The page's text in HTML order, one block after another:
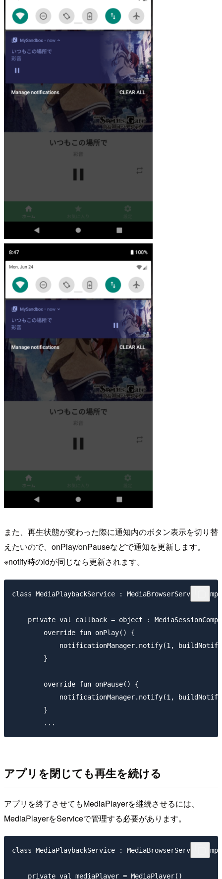
また、再生状態が変わった際に通知内のボタン表示を切り替
えたいので、onPlay/onPauseなどで通知を更新します。
※notify時のidが同じなら更新されます。
class MediaPlaybackService :
private val callback = object :
        override fun onPlay() {
notificationManager.notify(1,
        }
        override fun onPause() {
notificationManager.notify(1,
        }
アプリを閉じても再生を続ける
アプリを終了させてもMediaPlayerを継続させるには、
MediaPlayerをServiceで管理する必要があります。
class MediaPlaybackService :
    private val mediaPlayer = MediaPlayer()